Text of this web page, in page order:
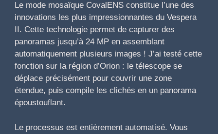
Le mode mosaïque CovalENS constitue l’une des
innovations les plus impressionnantes du Vespera
II. Cette technologie permet de capturer des
panoramas jusqu’à 24 MP en assemblant
automatiquement plusieurs images ! J’ai testé cette
fonction sur la région d’Orion : le télescope se
déplace précisément pour couvrir une zone
étendue, puis compile les clichés en un panorama
époustouflant.
Le processus est entièrement automatisé. Vous